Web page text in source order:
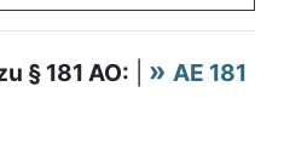
§ 181 AO:
AE 181